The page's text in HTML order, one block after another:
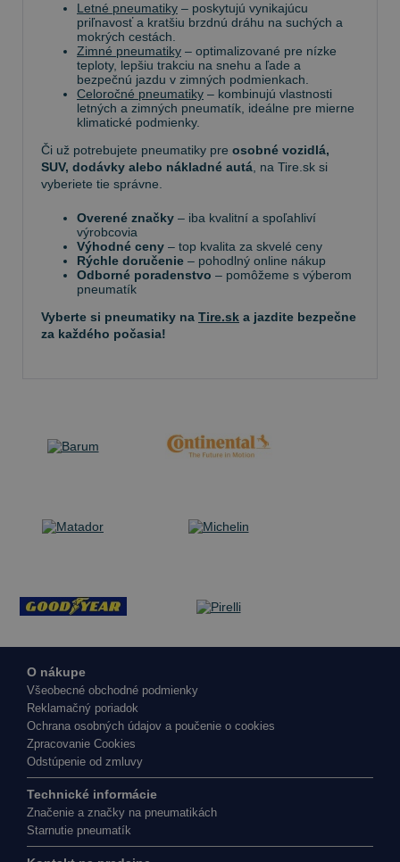
Letné pneumatiky – poskytujú vynikajúcu
priľnavosť a kratšiu brzdnú dráhu na suchých a
mokrých cestách.
Zimné pneumatiky – optimalizované pre nízke
teploty, lepšiu trakciu na snehu a ľade a
bezpečnú jazdu v zimných podmienkach.
Celoročné pneumatiky – kombinujú vlastnosti
letných a zimných pneumatík, ideálne pre mierne
klimatické podmienky.
Či už potrebujete pneumatiky pre osobné vozidlá,
SUV, dodávky alebo nákladné autá , na Tire.sk si
vyberiete tie správne.
Overené značky – iba kvalitní a spoľahliví
výrobcovia
Výhodné ceny – top kvalita za skvelé ceny
Rýchle doručenie – pohodlný online nákup
Odborné poradenstvo – pomôžeme s výberom
pneumatík
Vyberte si pneumatiky na Tire.sk a jazdite bezpečne
za každého počasia!
O nákupe
Všeobecné obchodné podmienky
Reklamačný poriadok
Ochrana osobných údajov a poučenie o cookies
Zpracovanie Cookies
Odstúpenie od zmluvy
Technické informácie
Značenie a značky na pneumatikách
Starnutie pneumatík